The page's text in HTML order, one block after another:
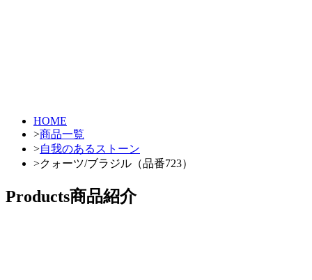
HOME
>商品一覧
>自我のあるストーン
>クォーツ/ブラジル（品番723）
Products商品紹介